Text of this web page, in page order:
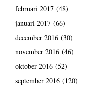
februari 2017(48)
januari 2017(66)
december 2016(30)
november 2016(46)
oktober 2016(52)
september 2016(120)